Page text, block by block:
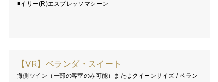
■イリー(R)エスプレッソマシーン
【VR】ベランダ・スイート
海側ツイン（一部の客室のみ可能）またはクイーンサイズ / ベラン